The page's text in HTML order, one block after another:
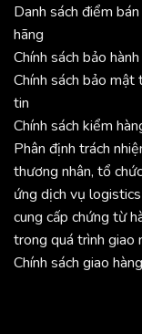
Danh sách điểm bán
hãng
Chính sách bảo hành
Chính sách bảo mật
tin
Chính sách kiểm
Phân định trách
thương nhân, tổ
ứng dịch vụ
cung cấp chứng từ
trong quá trình giao
Chính sách giao hàng